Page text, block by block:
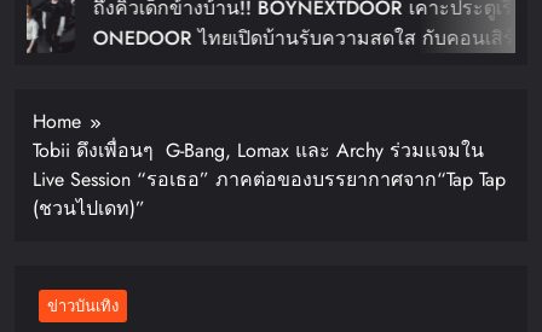
ถึงคิวเด็กข้างบ้าน!! BOYNEXTDOOR เคาะประตูเรียก
ONEDOOR ไทยเปิดบ้านรับความสดใส กับคอนเสิร์ต
Home
Tobii ดึงเพื่อนๆ G-Bang, Lomax และ Archy ร่วมแจมใน
Live Session “รอเธอ” ภาคต่อของบรรยากาศจาก“Tap Tap
(ชวนไปเดท)”
ข่าวบันเทิง